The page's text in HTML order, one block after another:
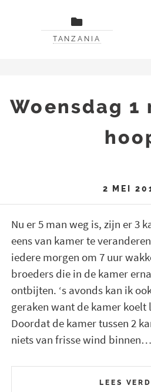
TANZANIA
Woensdag 1
2 MEI
Nu er 5 man weg is, zijn er 3
eens van kamer te
iedere morgen om 7 uur
broeders die in de kamer
ontbijten. ‘s avonds kan ik
geraken want de kamer koelt
Doordat de kamer tussen 2
niets van frisse wind binnen…
LEES